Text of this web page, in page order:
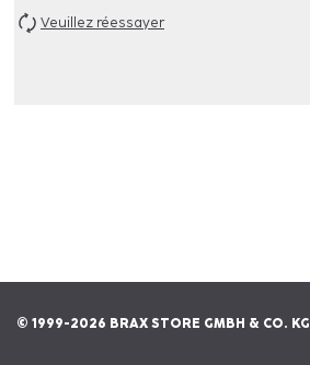
Veuillez réessayer
© 1999-2026 BRAX STORE GMBH & CO. KG